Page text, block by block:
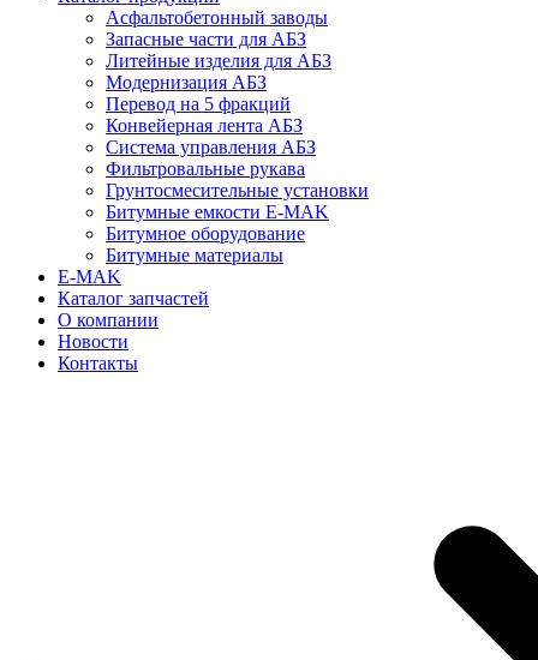
Асфальтобетонный заводы
Запасные части для АБЗ
Литейные изделия для АБЗ
Модернизация АБЗ
Перевод на 5 фракций
Конвейерная лента АБЗ
Система управления АБЗ
Фильтровальные рукава
Грунтосмесительные установки
Битумные емкости E-MAK
Битумное оборудование
Битумные материалы
E-MAK
Каталог запчастей
О компании
Новости
Контакты